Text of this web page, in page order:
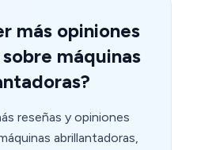
más opiniones
máquinas
reseñas y opiniones
abrillantadoras,